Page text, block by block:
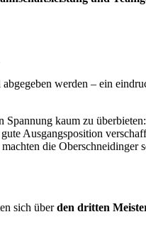
werden – ein
kaum zu
Ausgangsposition
die Oberschneidinger
sich überden dritten